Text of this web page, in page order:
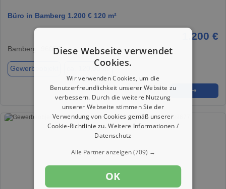
Büro in Bamberg 1.200 € 120 m²
1.200 €
Bamberg, 96050
Gewerbeobjekt ca. 120,00 m²
★ ➦ ➜
Diese Webseite verwendet
Cookies.
Wir verwenden Cookies, um die
Benutzerfreundlichkeit unserer Website zu
verbessern. Durch die weitere Nutzung
unserer Webseite stimmen Sie der
Verwendung von Cookies gemäß unserer
Cookie-Richtlinie zu.Weitere Informationen /
Datenschutz
Alle Partner anzeigen(709) →
OK